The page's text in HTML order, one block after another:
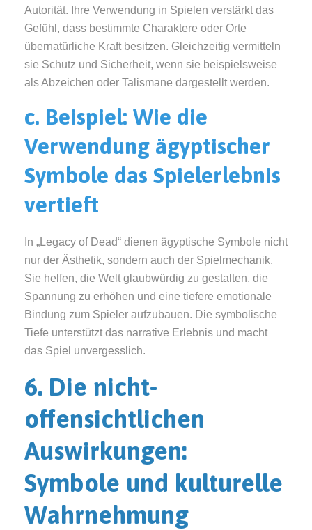
Autorität. Ihre Verwendung in Spielen verstärkt das
Gefühl, dass bestimmte Charaktere oder Orte
übernatürliche Kraft besitzen. Gleichzeitig vermitteln
sie Schutz und Sicherheit, wenn sie beispielsweise
als Abzeichen oder Talismane dargestellt werden.
c. Beispiel: Wie die
Verwendung ägyptischer
Symbole das Spielerlebnis
vertieft
In „Legacy of Dead“ dienen ägyptische Symbole nicht
nur der Ästhetik, sondern auch der Spielmechanik.
Sie helfen, die Welt glaubwürdig zu gestalten, die
Spannung zu erhöhen und eine tiefere emotionale
Bindung zum Spieler aufzubauen. Die symbolische
Tiefe unterstützt das narrative Erlebnis und macht
das Spiel unvergesslich.
6. Die nicht-
offensichtlichen
Auswirkungen:
Symbole und kulturelle
Wahrnehmung